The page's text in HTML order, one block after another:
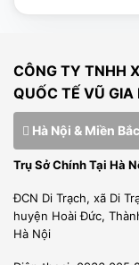
của 1 căn bếp
Tiết kiệm năng
Với 2 tốc
bát công
chế độ rửa
theo thói
CÔNG TY TNHH
QUỐC TẾ VŨ GIA
Hà Nội & Miền Bắc
Trụ Sở Chính Tại Hà
ĐCN Di Trạch, xã Di
huyện Hoài Đức,
Hà Nội